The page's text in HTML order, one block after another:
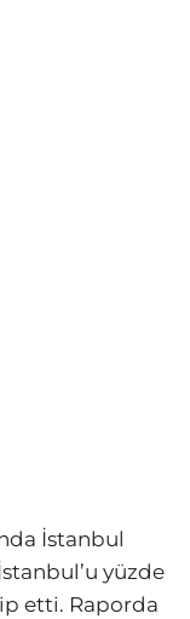
İstanbul
yüzde
etti. Raporda